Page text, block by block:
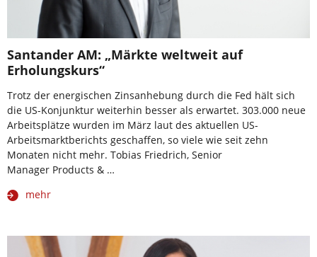
Santander AM: „Märkte weltweit auf
Erholungskurs“
Trotz der energischen Zinsanhebung durch die Fed hält sich
die US-Konjunktur weiterhin besser als erwartet. 303.000 neue
Arbeitsplätze wurden im März laut des aktuellen US-
Arbeitsmarktberichts geschaffen, so viele wie seit zehn
Monaten nicht mehr. Tobias Friedrich, Senior
Manager Products & …
mehr